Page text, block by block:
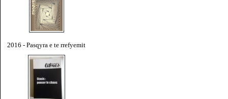
2016 - Pasqyra e te rrefyemit